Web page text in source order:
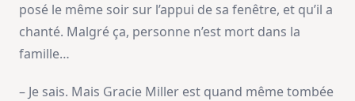
posé le même soir sur l’appui de sa fenêtre, et qu’il a
chanté. Malgré ça, personne n’est mort dans la
famille…
– Je sais. Mais Gracie Miller est quand même tombée